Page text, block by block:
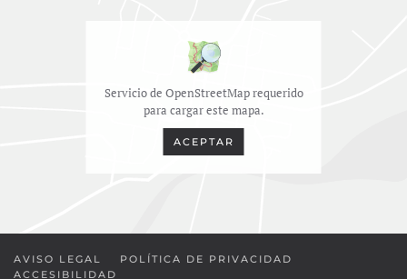
Servicio de OpenStreetMap requerido
para cargar este mapa.
ACEPTAR
AVISO LEGAL
POLÍTICA DE PRIVACIDAD
ACCESIBILIDAD